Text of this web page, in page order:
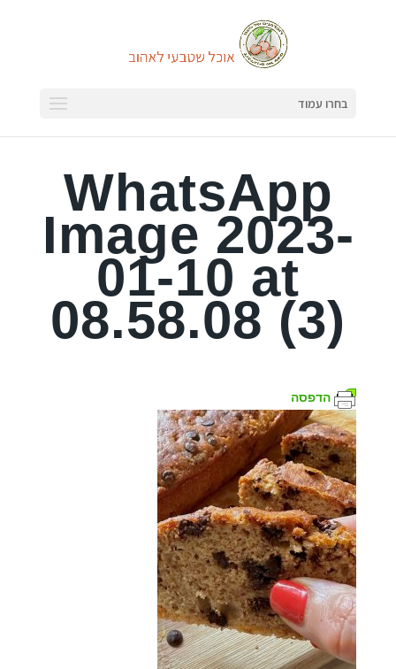
בחרו עמוד
WhatsApp
Image 2023-
01-10 at
08.58.08 (3)
הדפסה